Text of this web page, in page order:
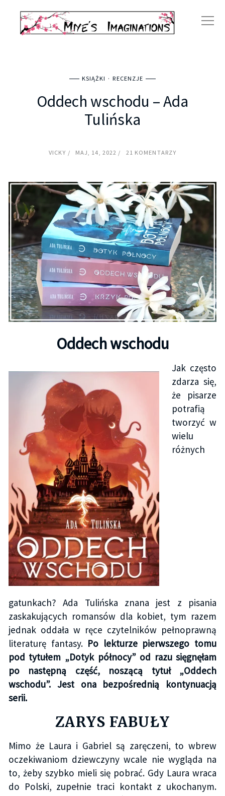
KSIĄŻKI RECENZJE
Oddech wschodu – Ada
Tulińska
VICKY MAJ, 14, 2022 21 KOMENTARZY
Oddech wschodu
Jak często
zdarza się,
że pisarze
potrafią
tworzyć w
wielu
różnych
gatunkach? Ada Tulińska znana jest z pisania
zaskakujących romansów dla kobiet, tym razem
jednak oddała w ręce czytelników pełnoprawną
literaturę fantasy. Po lekturze pierwszego tomu
pod tytułem „Dotyk północy” od razu sięgnęłam
po następną część, noszącą tytuł „Oddech
wschodu”. Jest ona bezpośrednią kontynuacją
serii.
ZARYS FABUŁY
Mimo że Laura i Gabriel są zaręczeni, to wbrew
oczekiwaniom dziewczyny wcale nie wygląda na
to, żeby szybko mieli się pobrać. Gdy Laura wraca
do Polski, zupełnie traci kontakt z ukochanym.